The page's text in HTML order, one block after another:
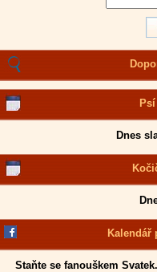
Dnes
Kalendář
Staňte se fanouškem